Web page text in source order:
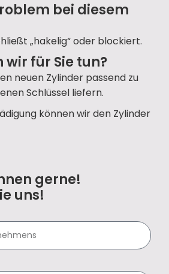
bei diesem
„hakelig“ oder blockiert.
wir für Sie tun?
neuen Zylinder passend zu
Schlüssel liefern.
können wir den Zylinder
gerne!
uns!